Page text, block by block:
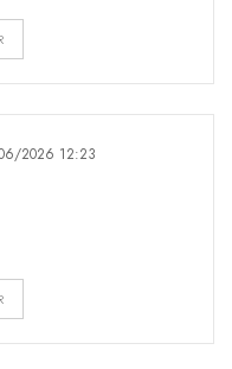
2026 12:23